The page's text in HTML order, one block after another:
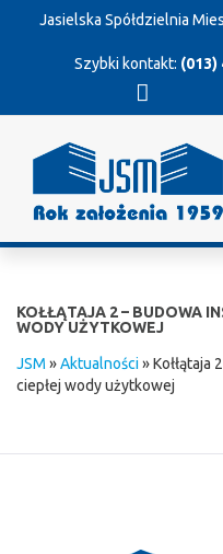
Jasielska Spółdzielnia
Szybki kontakt: (013)
KOŁŁĄTAJA 2 – BUDOWA
WODY UŻYTKOWEJ
JSM »Aktualności»Kołłątaja
ciepłej wody użytkowej